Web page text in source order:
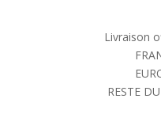
Livraison
RESTE